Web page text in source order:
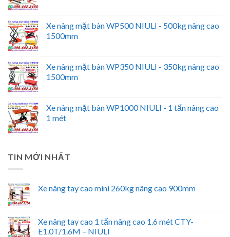
Xe nâng mặt bàn WP500 NIULI - 500kg nâng cao
1500mm
Xe nâng mặt bàn WP350 NIULI - 350kg nâng cao
1500mm
Xe nâng mặt bàn WP1000 NIULI - 1 tấn nâng cao
1 mét
TIN MỚI NHẤT
Xe nâng tay cao mini 260kg nâng cao 900mm
Xe nâng tay cao 1 tấn nâng cao 1.6 mét CTY-
E1.0T/1.6M – NIULI